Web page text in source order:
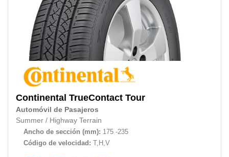
Continental TrueContact Tour
Automóvil de Pasajeros
Summer / Highway Terrain
Ancho de sección (mm): 175 -235
Código de velocidad: T,H,V